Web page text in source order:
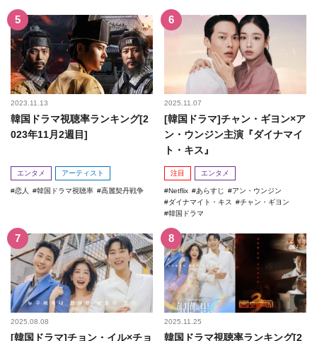
2023.11.13
韓国ドラマ視聴率ランキング[2
023年11月2週目]
エンタメ アーティスト
恋人 韓国ドラマ視聴率 高麗契丹戦争
2025.11.07
[韓国ドラマ]チャン・ギヨン×ア
ン・ウンジン主演『ダイナマイ
ト・キス』
注目 エンタメ
Netflix あらすじ
アン・ウンジン
ダイナマイト・キス
チャン・ギヨン
韓国ドラマ
2025.08.08
[韓国ドラマ]チョン・イル×チョ
2025.11.25
韓国ドラマ視聴率ランキング[2